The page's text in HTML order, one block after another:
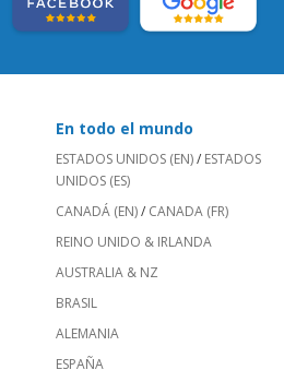
En todo el mundo
ESTADOS UNIDOS (EN)/ ESTADOS
UNIDOS (ES)
CANADÁ (EN)/ CANADA (FR)
REINO UNIDO & IRLANDA
AUSTRALIA & NZ
BRASIL
ALEMANIA
ESPAÑA